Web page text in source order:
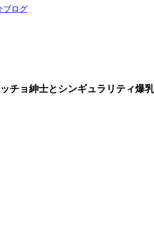
チョ紳士とシンギュラリティ爆